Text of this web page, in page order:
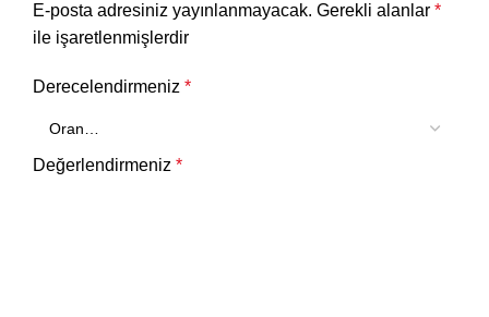
E-posta adresiniz yayınlanmayacak. Gerekli alanlar *
ile işaretlenmişlerdir
Derecelendirmeniz *
Değerlendirmeniz *